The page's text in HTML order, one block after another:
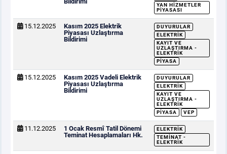
YAN HIZMETLER
PIYASASI
15.12.2025
Kasım 2025 Elektrik
Piyasası Uzlaştırma
Bildirimi
DUYURULAR
ELEKTRIK
KAYIT VE
UZLAŞTIRMA -
ELEKTRIK
PIYASA
15.12.2025
Kasım 2025 Vadeli Elektrik
Piyasası Uzlaştırma
Bildirimi
DUYURULAR
ELEKTRIK
KAYIT VE
UZLAŞTIRMA -
ELEKTRIK
PIYASA
VEP
11.12.2025
1 Ocak Resmî Tatil Dönemi
Teminat Hesaplamaları Hk.
ELEKTRIK
TEMINAT -
ELEKTRIK